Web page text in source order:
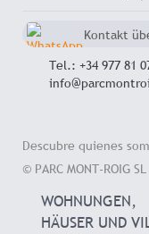
Kontakt
Tel.: +34 977 81
Descubre quienes
© PARC MONT-ROIG
WOHNUNGEN,
HÄUSER UND